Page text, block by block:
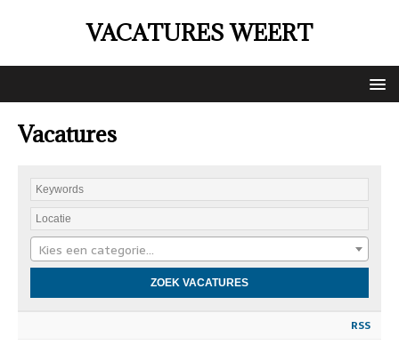
VACATURES WEERT
Vacatures
Kies een categorie…
RSS